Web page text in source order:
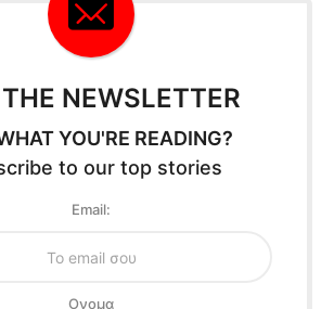
NEWSLETTER
YOU'RE READING?
to our top stories
Email:
Oνομα